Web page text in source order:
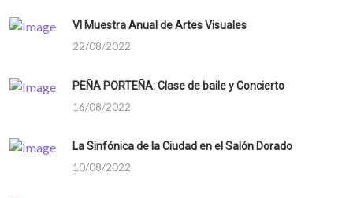
VI Muestra Anual de Artes Visuales
22/08/2022
PEÑA PORTEÑA: Clase de baile y Concierto
16/08/2022
La Sinfónica de la Ciudad en el Salón Dorado
10/08/2022